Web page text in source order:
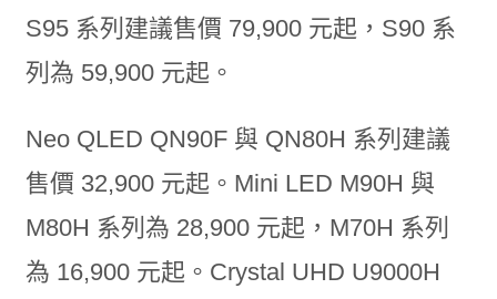
S95 系列建議售價 79,900 元起，S90 系
列為 59,900 元起。
Neo QLED QN90F 與 QN80H 系列建議
售價 32,900 元起。Mini LED M90H 與
M80H 系列為 28,900 元起，M70H 系列
為 16,900 元起。Crystal UHD U9000H